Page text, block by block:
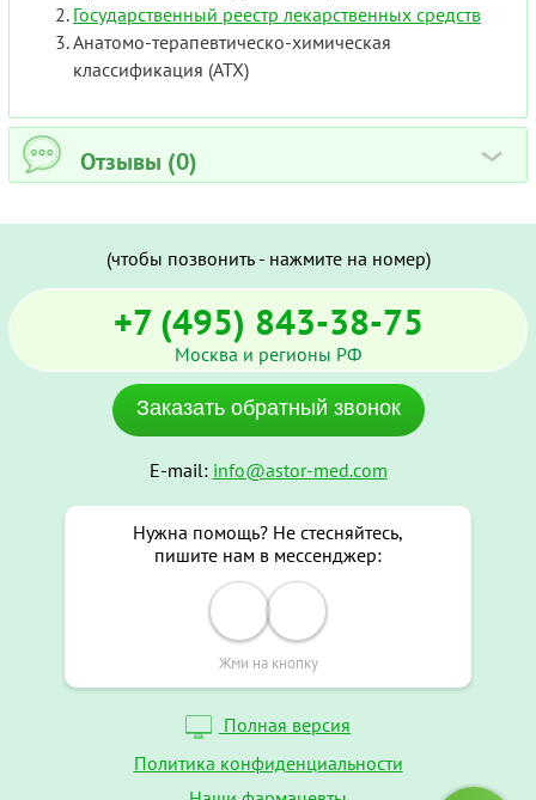
Государственный реестр лекарственных средств
Анатомо-терапевтическо-химическая
классификация (ATX)
Отзывы (0) ›
(чтобы позвонить - нажмите на номер)
+7 (495) 843-38-75
Москва и регионы РФ
Заказать обратный звонок
E-mail: info@astor-med.com
Нужна помощь? Не стесняйтесь,
пишите нам в мессенджер:
Жми на кнопку
Полная версия
Политика конфиденциальности